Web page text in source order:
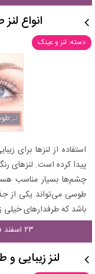
انواع
دسته: لنز و عینک
استفاده از لنزها برای
پیدا کرده است. لنزهای
چشم‌ها بسیار مناسب
طوسی می‌تواند یکی از
باشد که طرفدارهای خیلی
۲۳ اسفند ۱۳۹۵ - ۱۶:۲۳
لنز زیبایی و طبی - 6 اشتباه رایج